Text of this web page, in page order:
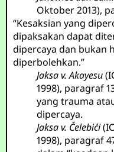
Oktober 2013),
“Kesaksian yang
dipaksakan dapat
dipercaya dan bukan
diperbolehkan.”
Jaksa v. Akayesu
1998), paragraf
yang trauma
dipercaya.
Jaksa v. Čelebići
1998), paragraf